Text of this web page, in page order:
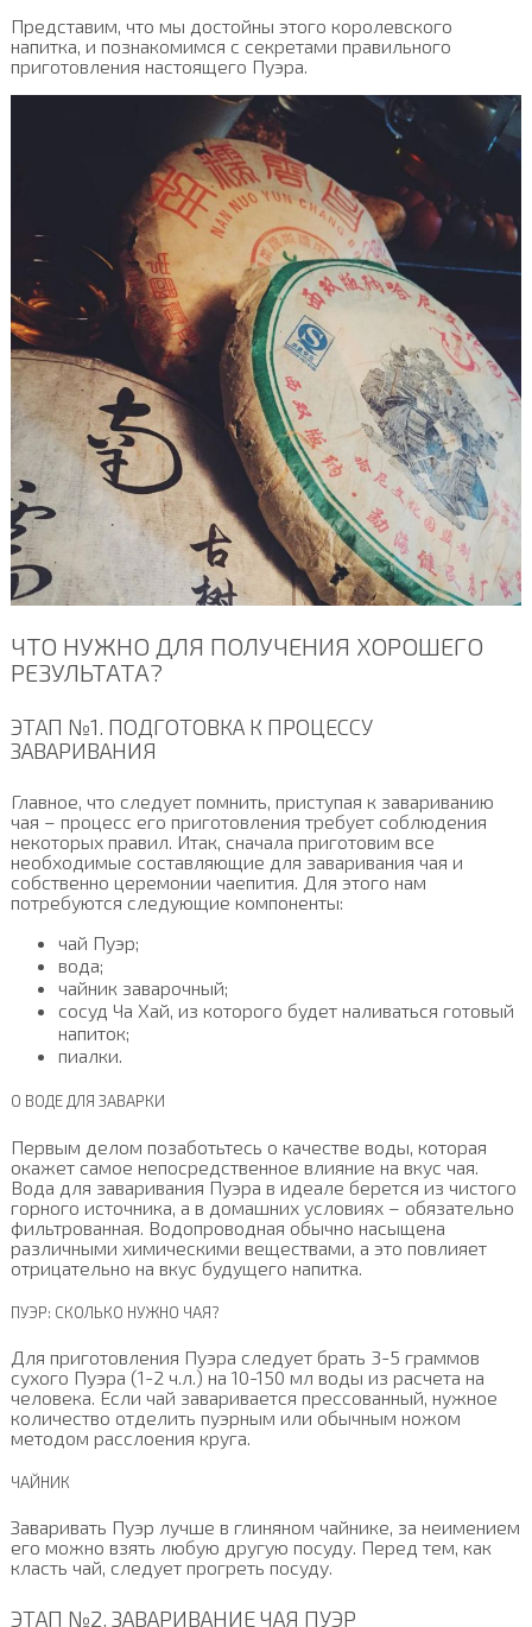
Представим, что мы достойны этого королевского
напитка, и познакомимся с секретами правильного
приготовления настоящего Пуэра.
ЧТО НУЖНО ДЛЯ ПОЛУЧЕНИЯ ХОРОШЕГО
РЕЗУЛЬТАТА?
ЭТАП №1. ПОДГОТОВКА К ПРОЦЕССУ
ЗАВАРИВАНИЯ
Главное, что следует помнить, приступая к завариванию
чая – процесс его приготовления требует соблюдения
некоторых правил. Итак, сначала приготовим все
необходимые составляющие для заваривания чая и
собственно церемонии чаепития. Для этого нам
потребуются следующие компоненты:
чай Пуэр;
вода;
чайник заварочный;
сосуд Ча Хай, из которого будет наливаться готовый
напиток;
пиалки.
О ВОДЕ ДЛЯ ЗАВАРКИ
Первым делом позаботьтесь о качестве воды, которая
окажет самое непосредственное влияние на вкус чая.
Вода для заваривания Пуэра в идеале берется из чистого
горного источника, а в домашних условиях – обязательно
фильтрованная. Водопроводная обычно насыщена
различными химическими веществами, а это повлияет
отрицательно на вкус будущего напитка.
ПУЭР: СКОЛЬКО НУЖНО ЧАЯ?
Для приготовления Пуэра следует брать 3-5 граммов
сухого Пуэра (1-2 ч.л.) на 10-150 мл воды из расчета на
человека. Если чай заваривается прессованный, нужное
количество отделить пуэрным или обычным ножом
методом расслоения круга.
ЧАЙНИК
Заваривать Пуэр лучше в глиняном чайнике, за неимением
его можно взять любую другую посуду. Перед тем, как
класть чай, следует прогреть посуду.
ЭТАП №2. ЗАВАРИВАНИЕ ЧАЯ ПУЭР